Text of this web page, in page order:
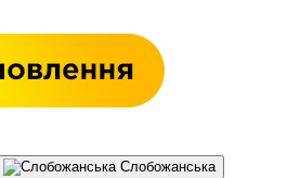
Слобожанська